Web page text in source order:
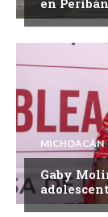
en
MICHOACÁN
Gaby